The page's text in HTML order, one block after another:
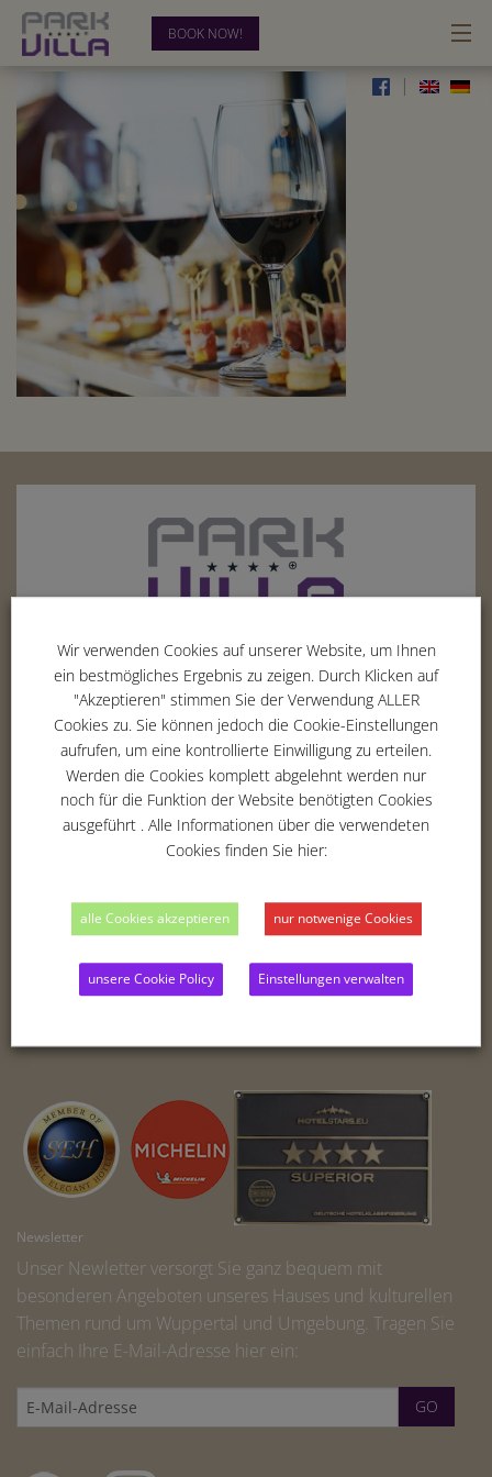
BOOK NOW!
HOTEL
ROOMS
BUSINESS
RELAX & RECREATION
BLOG
CONTACT
0202-28 33 54-00
|
_0014_restaurant
Erich-Hoepner-Ring 5
42369 Wuppertal
Tel. :02 02 - 283 354 -00
Fax : 02 02 - 283 354 -01
Email :info@parkvilla-wuppertal.de
THE HOTEL
RELAX & RECREATION
Newsletter
Unser Newletter versorgt Sie ganz bequem mit
besonderen Angeboten unseres Hauses und kulturellen
Themen rund um Wuppertal und Umgebung. Tragen Sie
einfach Ihre E-Mail-Adresse hier ein:
Wir verwenden Cookies auf unserer Website, um Ihnen
ein bestmögliches Ergebnis zu zeigen. Durch Klicken auf
"Akzeptieren" stimmen Sie der Verwendung ALLER
Cookies zu. Sie können jedoch die Cookie-Einstellungen
aufrufen, um eine kontrollierte Einwilligung zu erteilen.
Werden die Cookies komplett abgelehnt werden nur
noch für die Funktion der Website benötigten Cookies
ausgeführt . Alle Informationen über die verwendeten
Cookies finden Sie hier:
alle Cookies akzeptieren nur notwenige Cookies
unsere Cookie Policy Einstellungen verwalten